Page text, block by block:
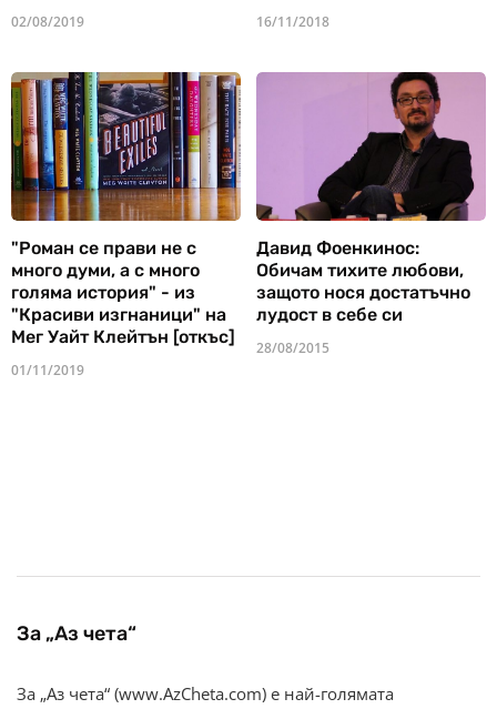
02/08/2019 16/11/2018
"Роман се прави не с
много думи, а с много
голяма история" - из
"Красиви изгнаници" на
Мег Уайт Клейтън [откъс]
01/11/2019
Давид Фоенкинос:
Обичам тихите любови,
защото нося достатъчно
лудост в себе си
28/08/2015
За „Аз чета“
За „Аз чета“ (www.AzCheta.com) е най-голямата